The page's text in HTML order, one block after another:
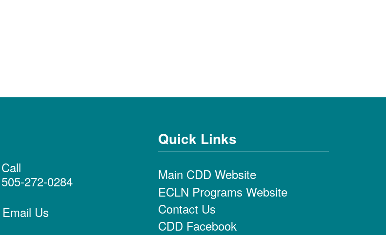
Call
505-272-0284
Email Us
Quick Links
Main CDD Website
ECLN Programs Website
Contact Us
CDD Facebook